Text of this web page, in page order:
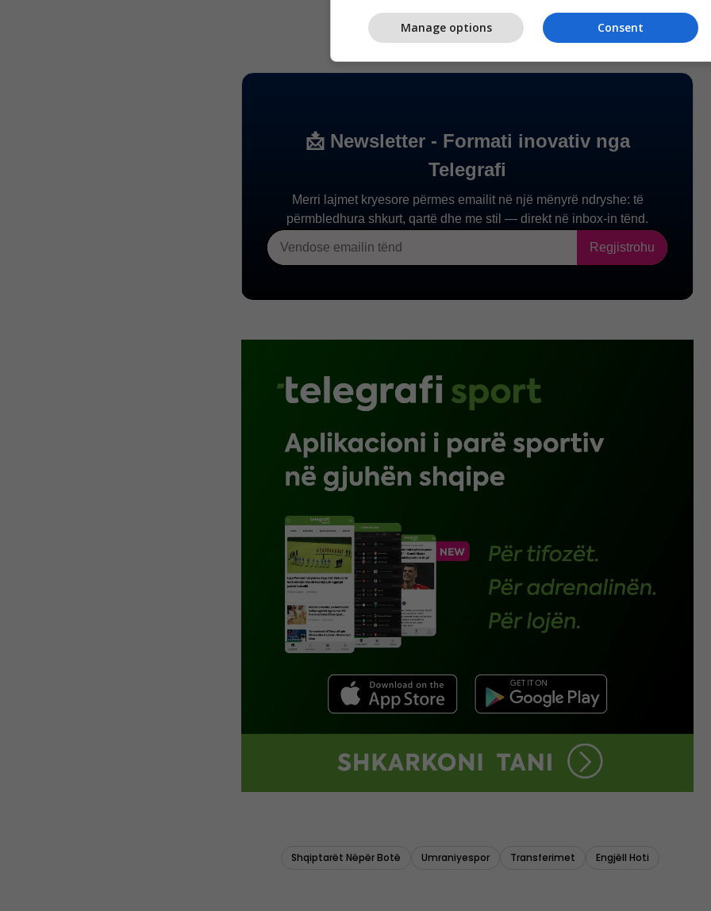
Consent
Manage options